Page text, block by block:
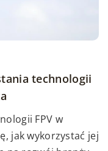
technologii
FPV w
jak wykorzystać jej